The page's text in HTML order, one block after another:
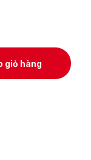
B1 kèm pin
giỏ hàng